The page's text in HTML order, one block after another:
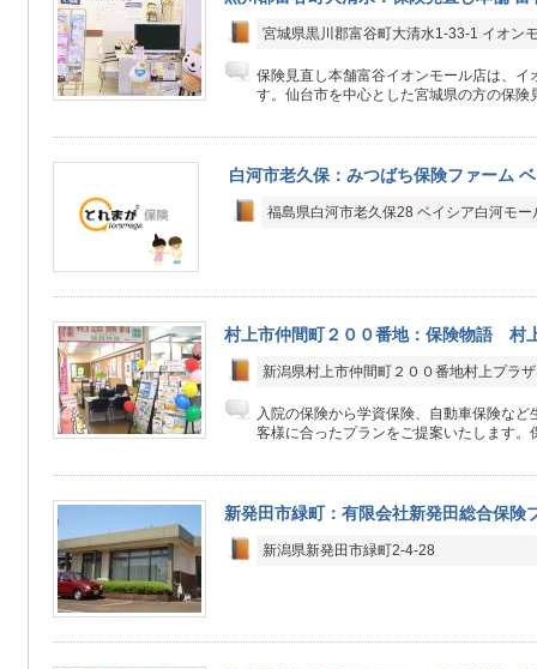
宮城県黒川郡富谷町大清水1-33-1 イオン
保険見直し本舗富谷イオンモール店は、イ
す。仙台市を中心とした宮城県の方の保険
白河市老久保：みつばち保険ファーム
福島県白河市老久保28 ベイシア白河モー
村上市仲間町２００番地：保険物語 村
新潟県村上市仲間町２００番地村上プラ
入院の保険から学資保険、自動車保険な
客様に合ったプランをご提案いたします。
新発田市緑町：有限会社新発田総合保険
新潟県新発田市緑町2-4-28